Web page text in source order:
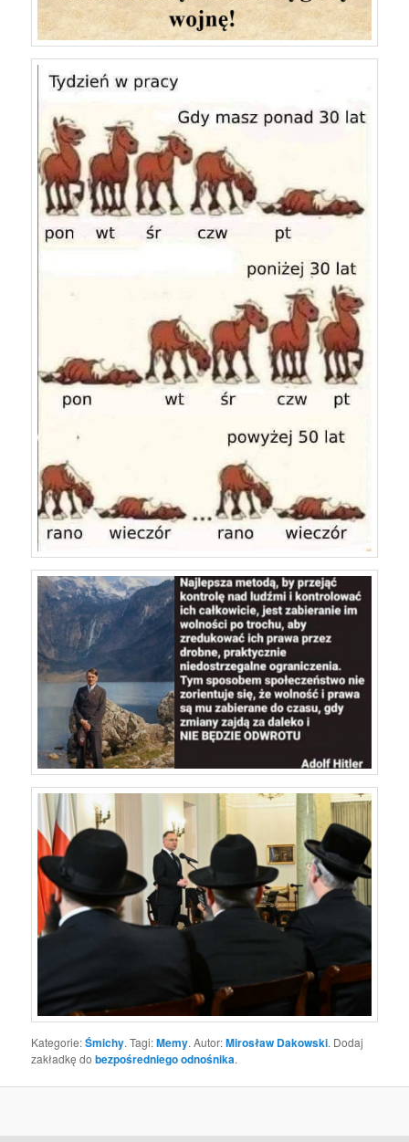
Kategorie:Śmichy. Tagi:Memy. Autor:Mirosław Dakowski. Dodaj
zakładkę dobezpośredniego odnośnika.